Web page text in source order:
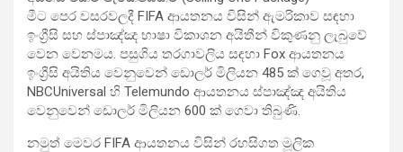
මීට පෙර වසරවලදී FIFA ආයතනය විසින් ඇමරිකාව සඳහා
ඉංග්‍රීසි සහ ස්පාඤ්ඤ භාෂා විකාශන අයිතීන් විකුණනු ලැබුවේ
වෙන වෙනමය. පසුගිය තරගාවලිය සඳහා Fox ආයතනය
ඉංග්‍රීසි අයිතිය වෙනුවෙන් ඩොලර් මිලියන 485 ක් ගෙවූ අතර,
NBCUniversal හි Telemundo ආයතනය ස්පාඤ්ඤ අයිතිය
වෙනුවෙන් ඩොලර් මිලියන 600 ක් ගෙවා තිබුණි.
නමුත් මෙවර FIFA ආයතනය විසින් රහසිගත මූලික